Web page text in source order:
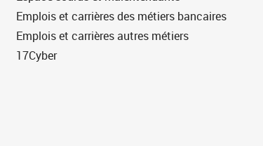
Emplois et carrières des métiers bancaires
Emplois et carrières autres métiers
17Cyber